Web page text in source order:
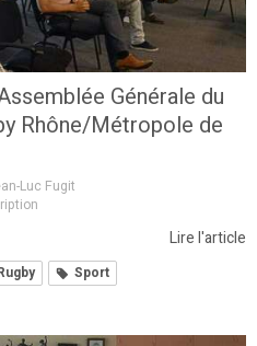
Générale du
Rhône/Métropole de
Luc Fugit
Lire l'article
Sport